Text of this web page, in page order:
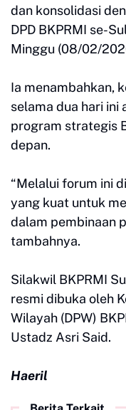
dan konsolidasi
DPD BKPRMI se-
Minggu (08/02/
Ia menambahkan,
selama dua hari ini
program strategis
depan.
“Melalui forum ini
yang kuat untuk
dalam pembinaan
tambahnya.
Silakwil BKPRMI
resmi dibuka oleh
Wilayah (DPW)
Ustadz Asri Said.
Haeril